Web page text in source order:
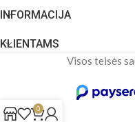
INFORMACIJA
KLIENTAMS
Visos teisės
0